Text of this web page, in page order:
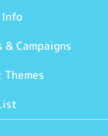
Info
& Campaigns